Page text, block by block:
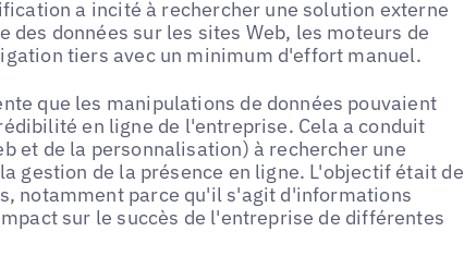
a incité à rechercher une solution externe
des données sur les sites Web, les moteurs de
tiers avec un minimum d'effort manuel.
que les manipulations de données pouvaient
en ligne de l'entreprise. Cela a conduit
et de la personnalisation) à rechercher une
gestion de la présence en ligne. L'objectif était de
notamment parce qu'il s'agit d'informations
sur le succès de l'entreprise de différentes